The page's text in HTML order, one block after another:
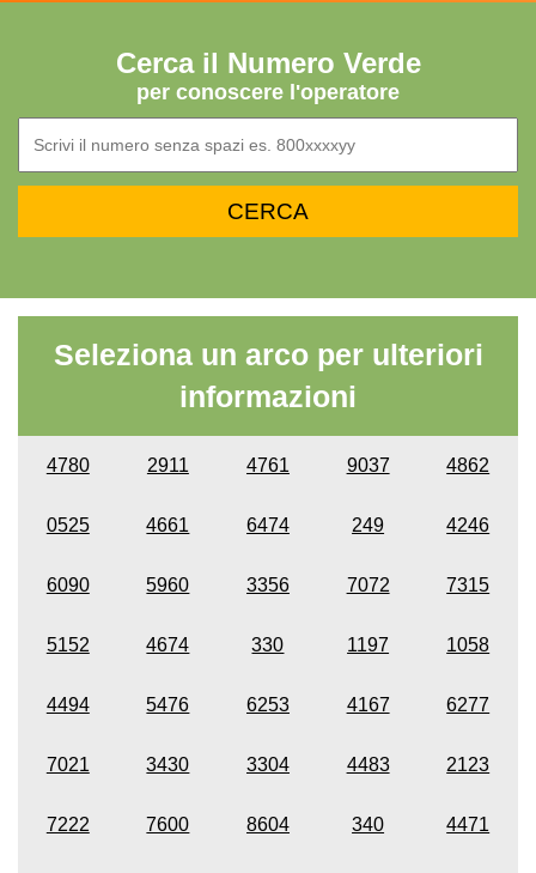
Cerca il Numero Verde
per conoscere l'operatore
Seleziona un arco per ulteriori
informazioni
4780 2911 4761 9037 4862
0525 4661 6474 249 4246
6090 5960 3356 7072 7315
5152 4674 330 1197 1058
4494 5476 6253 4167 6277
7021 3430 3304 4483 2123
7222 7600 8604 340 4471